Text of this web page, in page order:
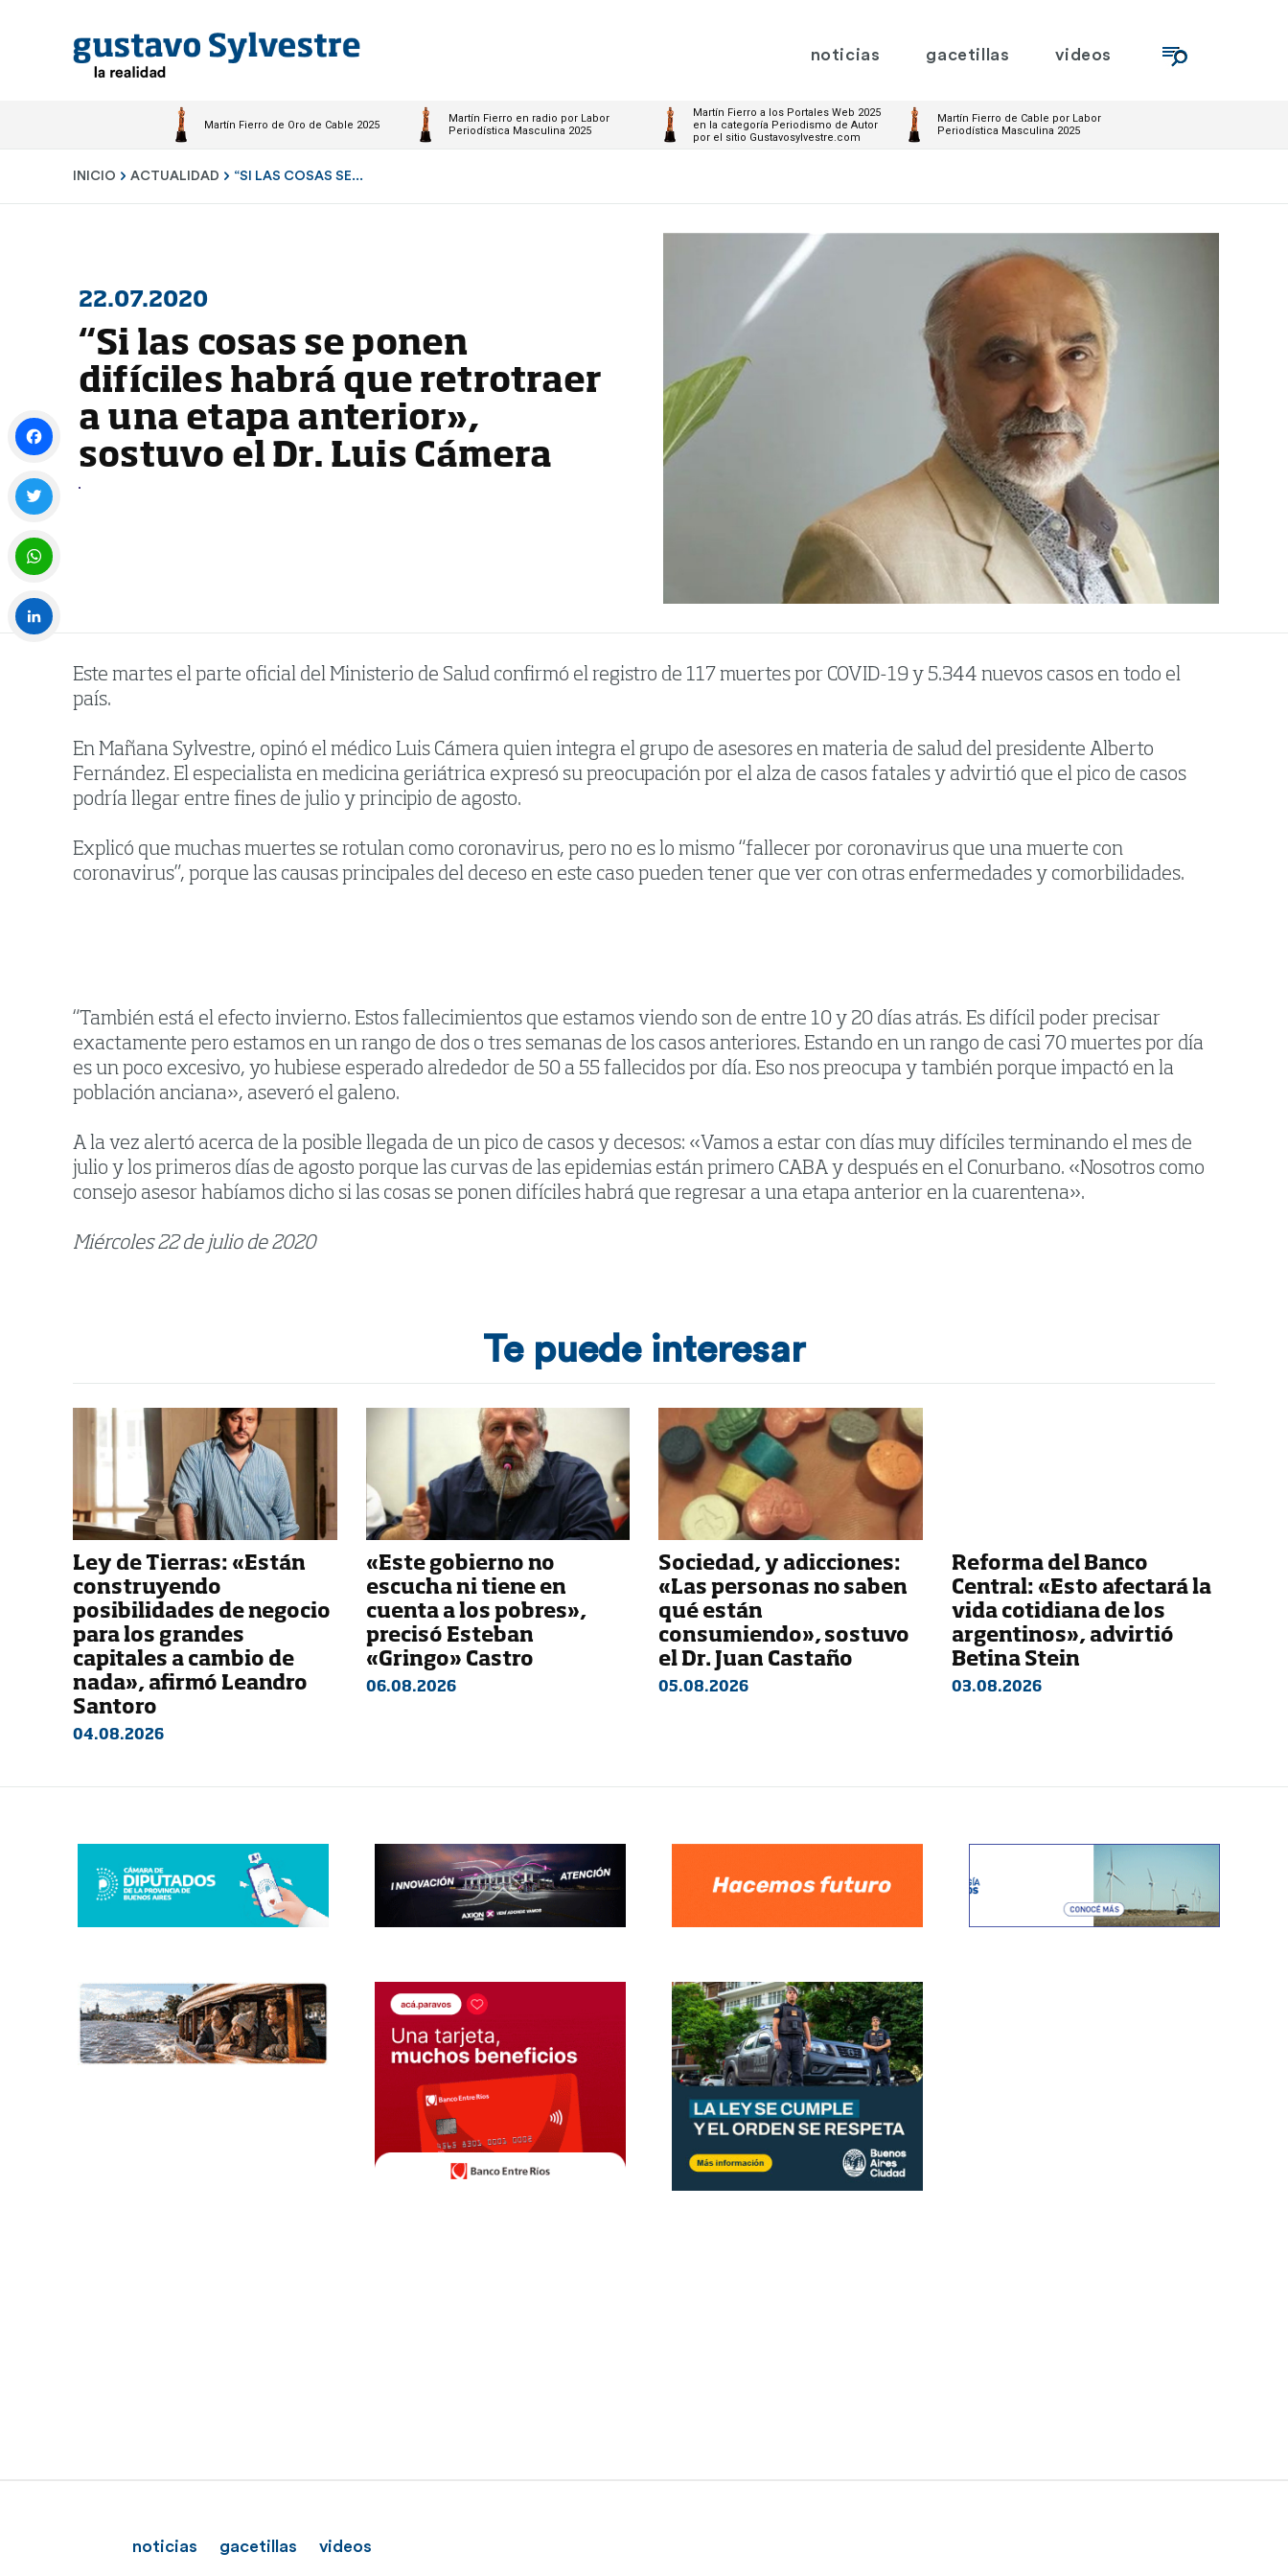
noticias gacetillas videos
Martín Fierro de Oro de Cable 2025
Martín Fierro en radio por Labor
Periodística Masculina 2025
Martín Fierro a los Portales Web 2025
en la categoría Periodismo de Autor
por el sitio Gustavosylvestre.com
Martín Fierro de Cable por Labor
Periodística Masculina 2025
INICIO ACTUALIDAD “SI LAS COSAS SE...
22.07.2020
“Si las cosas se ponen
difíciles habrá que retrotraer
a una etapa anterior»,
sostuvo el Dr. Luis Cámera
Este martes el parte oficial del Ministerio de Salud confirmó el registro de 117 muertes por COVID-19 y 5.344 nuevos casos en todo el
país.
En Mañana Sylvestre, opinó el médico Luis Cámera quien integra el grupo de asesores en materia de salud del presidente Alberto
Fernández. El especialista en medicina geriátrica expresó su preocupación por el alza de casos fatales y advirtió que el pico de casos
podría llegar entre fines de julio y principio de agosto.
Explicó que muchas muertes se rotulan como coronavirus, pero no es lo mismo “fallecer por coronavirus que una muerte con
coronavirus”, porque las causas principales del deceso en este caso pueden tener que ver con otras enfermedades y comorbilidades.
“También está el efecto invierno. Estos fallecimientos que estamos viendo son de entre 10 y 20 días atrás. Es difícil poder precisar
exactamente pero estamos en un rango de dos o tres semanas de los casos anteriores. Estando en un rango de casi 70 muertes por día
es un poco excesivo, yo hubiese esperado alrededor de 50 a 55 fallecidos por día. Eso nos preocupa y también porque impactó en la
población anciana», aseveró el galeno.
A la vez alertó acerca de la posible llegada de un pico de casos y decesos: «Vamos a estar con días muy difíciles terminando el mes de
julio y los primeros días de agosto porque las curvas de las epidemias están primero CABA y después en el Conurbano. «Nosotros como
consejo asesor habíamos dicho si las cosas se ponen difíciles habrá que regresar a una etapa anterior en la cuarentena».
Miércoles 22 de julio de 2020
Te puede interesar
Ley de Tierras: «Están
construyendo
posibilidades de negocio
para los grandes
capitales a cambio de
nada», afirmó Leandro
Santoro
04.08.2026
«Este gobierno no
escucha ni tiene en
cuenta a los pobres»,
precisó Esteban
«Gringo» Castro
06.08.2026
Sociedad, y adicciones:
«Las personas no saben
qué están
consumiendo», sostuvo
el Dr. Juan Castaño
05.08.2026
Reforma del Banco
Central: «Esto afectará la
vida cotidiana de los
argentinos», advirtió
Betina Stein
03.08.2026
noticias gacetillas videos
Facebook
Twitter
WhatsApp